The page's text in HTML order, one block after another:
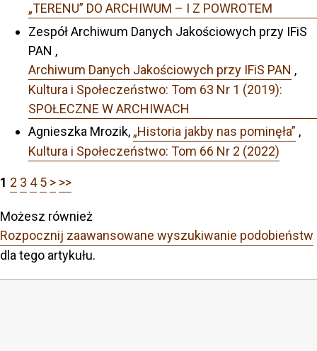
„TERENU” DO ARCHIWUM – I Z POWROTEM
Zespół Archiwum Danych Jakościowych przy IFiS
PAN ,
Archiwum Danych Jakościowych przy IFiS PAN ,
Kultura i Społeczeństwo: Tom 63 Nr 1 (2019):
SPOŁECZNE W ARCHIWACH
Agnieszka Mrozik, „Historia jakby nas pominęła” ,
Kultura i Społeczeństwo: Tom 66 Nr 2 (2022)
1 2 3 4 5 > >>
Możesz również
Rozpocznij zaawansowane wyszukiwanie podobieństw
dla tego artykułu.